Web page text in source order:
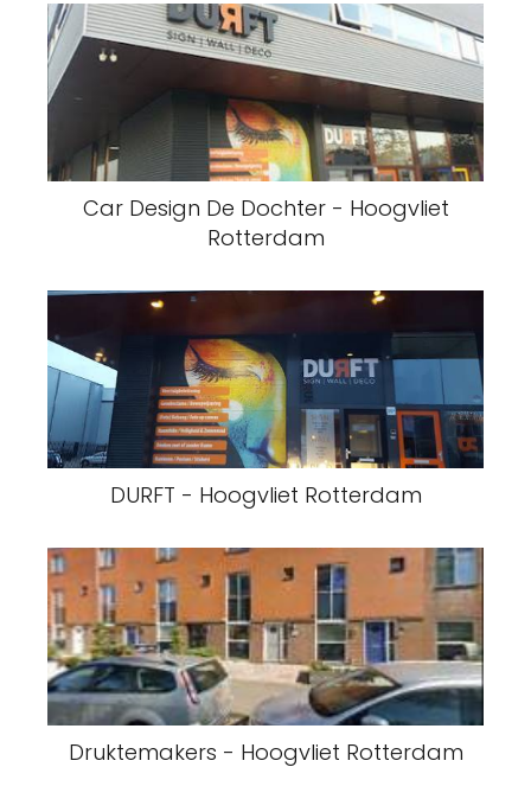
Car Design De Dochter - Hoogvliet
Rotterdam
DURFT - Hoogvliet Rotterdam
Druktemakers - Hoogvliet Rotterdam